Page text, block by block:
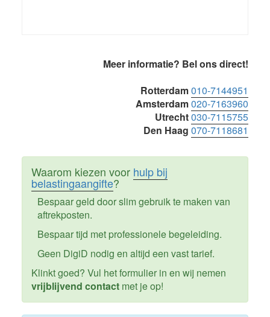
Meer informatie? Bel ons direct!
Rotterdam010-7144951
Amsterdam020-7163960
Utrecht030-7115755
Den Haag 070-7118681
Waarom kiezen voor hulp bij
belastingaangifte?
Bespaar geld door slim gebruik te maken van
aftrekposten.
Bespaar tijd met professionele begeleiding.
Geen DigiD nodig en altijd een vast tarief.
Klinkt goed? Vul het formulier in en wij nemen
vrijblijvend contactmet je op!